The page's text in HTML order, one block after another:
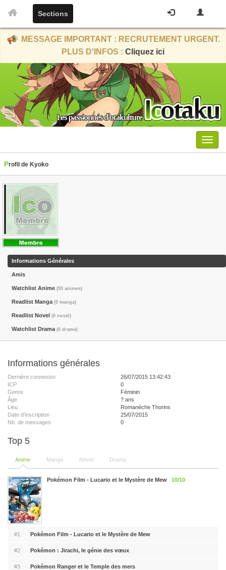
Sections
MESSAGE IMPORTANT : RECRUTEMENT URGENT.
PLUS D'INFOS : Cliquez ici
Menu
Profil de Kyoko
Informations Générales
Amis
Watchlist Anime (93 animes)
Readlist Manga (0 manga)
Readlist Novel (0 novel)
Watchlist Drama (0 drama)
Informations générales
Dernière connexion
26/07/2015 13:42:43
ICP
0
Genre
Féminin
Âge
? ans
Lieu
Romanèche Thorins
Date d'inscription
25/07/2015
Nb. de messages
0
Top 5
Anime Manga Novel Drama
Pokémon Film - Lucario et le Mystère de Mew 10/10
#1 Pokémon Film - Lucario et le Mystère de Mew
#2 Pokémon : Jirachi, le génie des vœux
#3 Pokémon Ranger et le Temple des mers